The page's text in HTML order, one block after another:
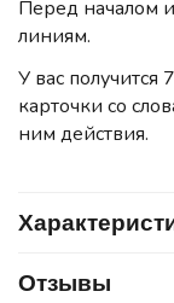
Перед началом
линиям.
У вас получится
карточки со
ним действия.
Отзывы